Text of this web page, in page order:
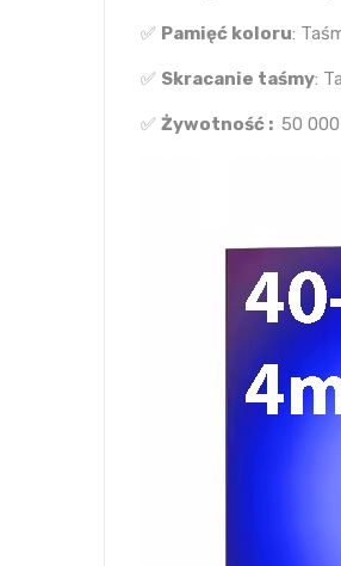
✅ Pamięć koloru:
✅ Skracanie taśmy:
✅ Żywotność : 50